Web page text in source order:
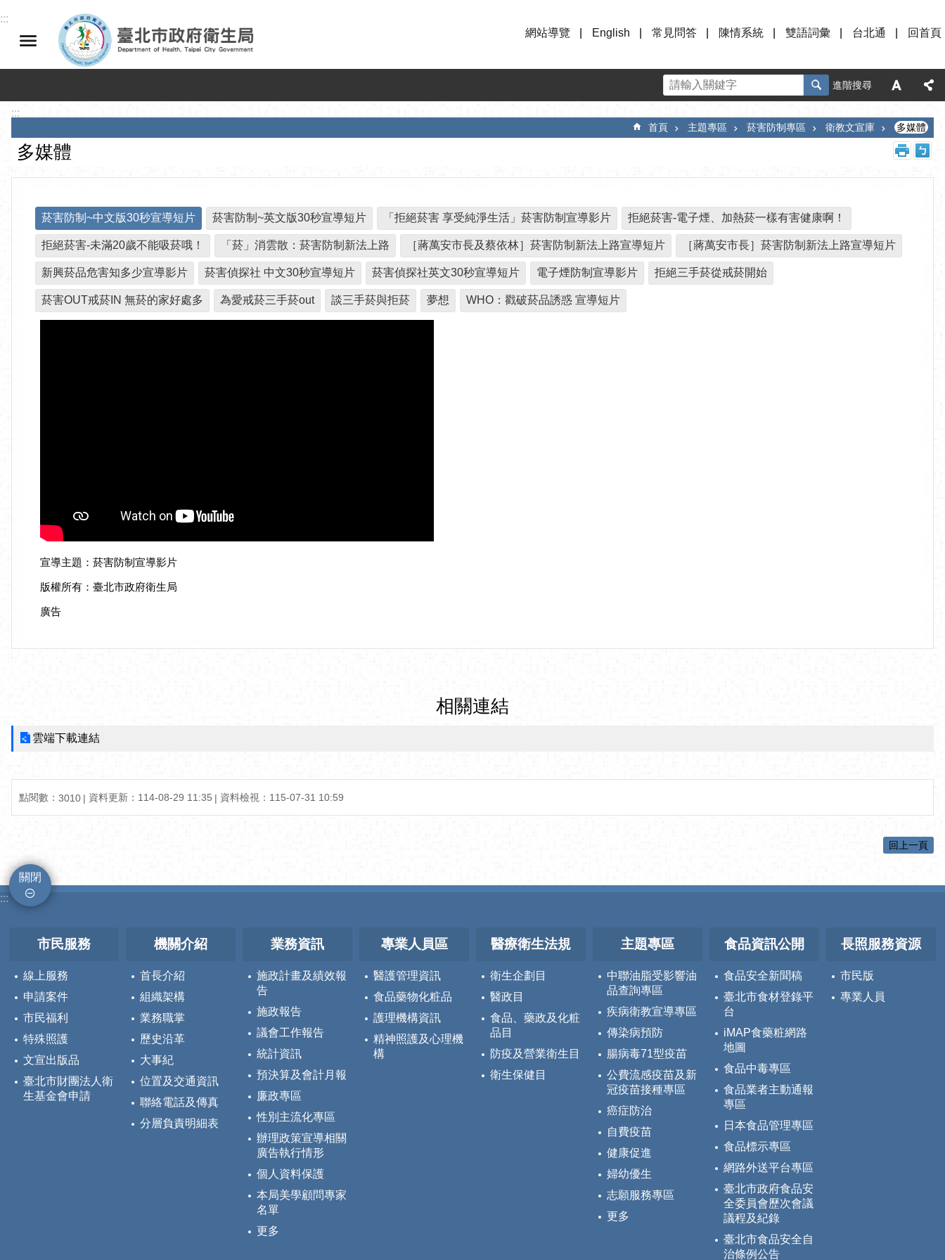
跳到主要內容區塊
:::
網站導覽
English 常見問答 陳情系統 雙語詞彙 台北通 回首頁
進階搜尋
:::
首頁 主題專區 菸害防制專區 衛教文宣庫 多媒體
多媒體
菸害防制~中文版30秒宣導短片 菸害防制~英文版30秒宣導短片 「拒絕菸害 享受純淨生活」菸害防制宣導影片 拒絕菸害-電子煙、加熱菸一樣有害健康啊！
拒絕菸害-未滿20歲不能吸菸哦！ 「菸」消雲散：菸害防制新法上路 ［蔣萬安市長及蔡依林］菸害防制新法上路宣導短片 ［蔣萬安市長］菸害防制新法上路宣導短片
新興菸品危害知多少宣導影片 菸害偵探社 中文30秒宣導短片 菸害偵探社英文30秒宣導短片 電子煙防制宣導影片 拒絕三手菸從戒菸開始
菸害OUT戒菸IN 無菸的家好處多 為愛戒菸三手菸out 談三手菸與拒菸 夢想 WHO：戳破菸品誘惑 宣導短片
宣導主題：菸害防制宣導影片
版權所有：臺北市政府衛生局
廣告
相關連結
雲端下載連結
點閱數： 3010 資料更新： 114-08-29 11:35 資料檢視： 115-07-31 10:59
回上一頁
關閉
:::
市民服務
線上服務
申請案件
市民福利
特殊照護
文宣出版品
臺北市財團法人衛
生基金會申請
機關介紹
首長介紹
組織架構
業務職掌
歷史沿革
大事紀
位置及交通資訊
聯絡電話及傳真
分層負責明細表
業務資訊
施政計畫及績效報
告
施政報告
議會工作報告
統計資訊
預決算及會計月報
廉政專區
性別主流化專區
辦理政策宣導相關
廣告執行情形
個人資料保護
本局美學顧問專家
名單
更多
專業人員區
醫護管理資訊
食品藥物化粧品
護理機構資訊
精神照護及心理機
構
醫療衛生法規
衛生企劃目
醫政目
食品、藥政及化粧
品目
防疫及營業衛生目
衛生保健目
主題專區
中聯油脂受影響油
品查詢專區
疾病衛教宣導專區
傳染病預防
腸病毒71型疫苗
公費流感疫苗及新
冠疫苗接種專區
癌症防治
自費疫苗
健康促進
婦幼優生
志願服務專區
更多
食品資訊公開
食品安全新聞稿
臺北市食材登錄平
台
iMAP食藥粧網路
地圖
食品中毒專區
食品業者主動通報
專區
日本食品管理專區
食品標示專區
網路外送平台專區
臺北市政府食品安
全委員會歷次會議
議程及紀錄
臺北市食品安全自
治條例公告
長照服務資源
市民版
專業人員